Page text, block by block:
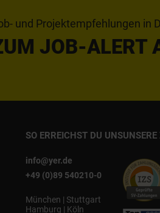
und Projektempfehlungen in
JOB-ALERT
SO ERREICHST DU UNS
info@yer.de
+49 (0)89 540210-0
München | Stuttgart
Hamburg | Köln